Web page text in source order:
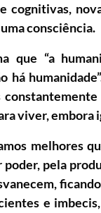
cognitivas,
consciência.
que “a
há
viver, embora
melhores
pela
e